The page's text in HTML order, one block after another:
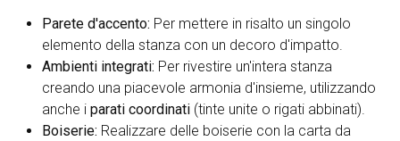
Parete d'accento: Per mettere in risalto un singolo
elemento della stanza con un decoro d'impatto.
Ambienti integrati: Per rivestire un'intera stanza
creando una piacevole armonia d'insieme, utilizzando
anche i parati coordinati (tinte unite o rigati abbinati).
Boiserie: Realizzare delle boiserie con la carta da